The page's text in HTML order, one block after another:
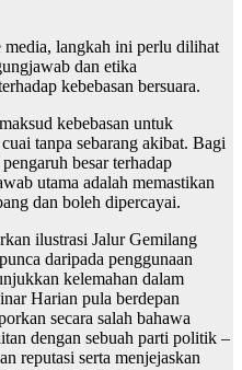
langkah ini perlu dilihat
dan etika
kebebasan bersuara.
kebebasan untuk
tanpa sebarang akibat. Bagi
besar terhadap
utama adalah memastikan
dan boleh dipercayai.
ilustrasi Jalur Gemilang
daripada penggunaan
kelemahan dalam
Harian pula berdepan
secara salah bahawa
dengan sebuah parti politik –
reputasi serta menjejaskan